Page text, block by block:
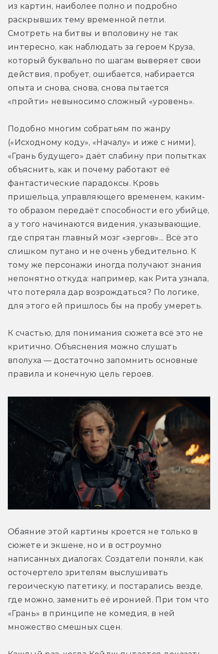
из картин, наиболее полно и подробно
раскрывших тему временной петли.
Смотреть на битвы и вполовину не так
интересно, как наблюдать за героем Круза,
который буквально по шагам выверяет свои
действия, пробует, ошибается, набирается
опыта и снова, снова, снова пытается
«пройти» невыносимо сложный «уровень».
Подобно многим собратьям по жанру
(«Исходному коду», «Началу» и иже с ними),
«Грань будущего» даёт слабину при попытках
объяснить, как и почему работают её
фантастические парадоксы. Кровь
пришельца, управляющего временем, каким-
то образом передаёт способности его убийце,
а у того начинаются видения, указывающие,
где спрятан главный мозг «зергов»... Всё это
слишком путано и не очень убедительно. К
тому же персонажи иногда получают знания
непонятно откуда: например, как Рита узнала,
что потеряла дар возрождаться? По логике,
для этого ей пришлось бы на пробу умереть.
К счастью, для понимания сюжета всё это не
критично. Объяснения можно слушать
вполуха — достаточно запомнить основные
правила и конечную цель героев.
Обаяние этой картины кроется не только в
сюжете и экшене, но и в остроумно
написанных диалогах. Создатели поняли, как
осточертело зрителям выслушивать
героическую патетику, и постарались везде,
где можно, заменить её иронией. При том что
«Грань» в принципе не комедия, в ней
множество смешных сцен.